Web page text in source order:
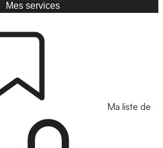
Mes services
Ma liste de